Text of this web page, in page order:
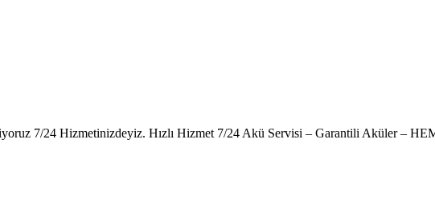
7/24 Hizmetinizdeyiz. Hızlı Hizmet 7/24 Akü Servisi – Garantili Aküler –